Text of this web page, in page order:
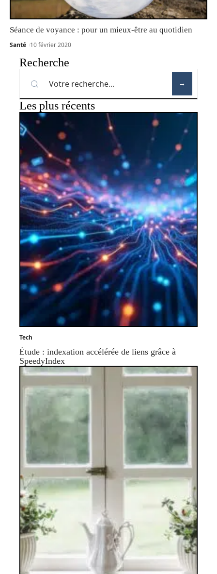
Séance de voyance : pour un mieux-être au quotidien
Santé 10 février 2020
Recherche
Les plus récents
Tech
Étude : indexation accélérée de liens grâce à
SpeedyIndex